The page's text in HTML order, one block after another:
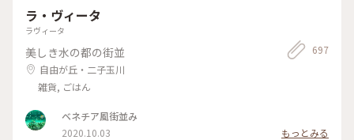
ラ・ヴィータ
ラヴィータ
美しき水の都の街並
自由が丘・二子玉川
雑貨, ごはん
697
ベネチア風街並み
2020.10.03
もっとみる